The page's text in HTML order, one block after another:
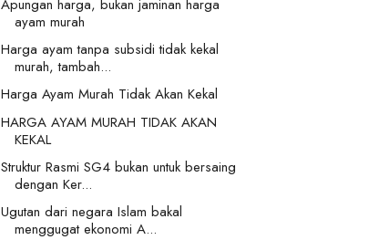
Apungan harga, bukan jaminan harga
ayam murah
Harga ayam tanpa subsidi tidak kekal
murah, tambah...
Harga Ayam Murah Tidak Akan Kekal
HARGA AYAM MURAH TIDAK AKAN
KEKAL
Struktur Rasmi SG4 bukan untuk bersaing
dengan Ker...
Ugutan dari negara Islam bakal
menggugat ekonomi A...